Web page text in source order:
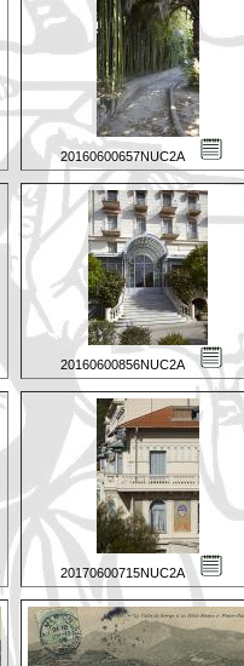
20160600657NUC2A
20160600856NUC2A
20170600715NUC2A